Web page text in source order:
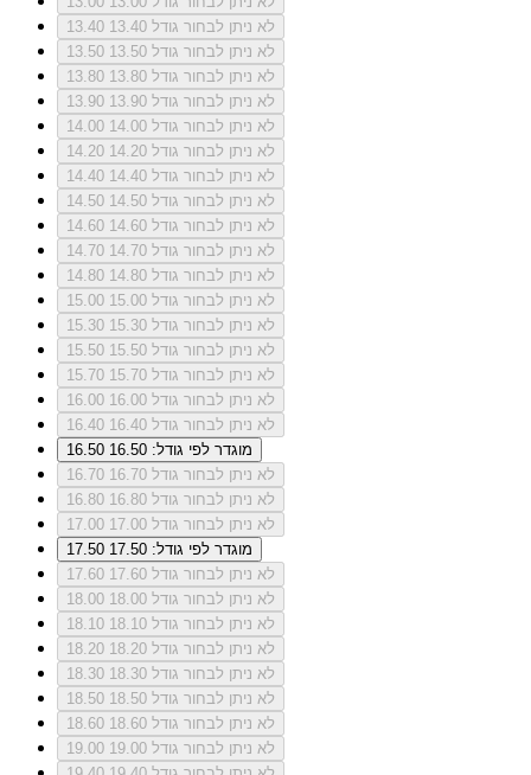
13.40
לא ניתן לבחור גודל 13.40
13.50
לא ניתן לבחור גודל 13.50
13.80
לא ניתן לבחור גודל 13.80
13.90
לא ניתן לבחור גודל 13.90
14.00
לא ניתן לבחור גודל 14.00
14.20
לא ניתן לבחור גודל 14.20
14.40
לא ניתן לבחור גודל 14.40
14.50
לא ניתן לבחור גודל 14.50
14.60
לא ניתן לבחור גודל 14.60
14.70
לא ניתן לבחור גודל 14.70
14.80
לא ניתן לבחור גודל 14.80
15.00
לא ניתן לבחור גודל 15.00
15.30
לא ניתן לבחור גודל 15.30
15.50
לא ניתן לבחור גודל 15.50
15.70
לא ניתן לבחור גודל 15.70
16.00
לא ניתן לבחור גודל 16.00
16.40
לא ניתן לבחור גודל 16.40
16.50
מוגדר לפי גודל: 16.50
16.70
לא ניתן לבחור גודל 16.70
16.80
לא ניתן לבחור גודל 16.80
17.00
לא ניתן לבחור גודל 17.00
17.50
מוגדר לפי גודל: 17.50
17.60
לא ניתן לבחור גודל 17.60
18.00
לא ניתן לבחור גודל 18.00
18.10
לא ניתן לבחור גודל 18.10
18.20
לא ניתן לבחור גודל 18.20
18.30
לא ניתן לבחור גודל 18.30
18.50
לא ניתן לבחור גודל 18.50
18.60
לא ניתן לבחור גודל 18.60
19.00
לא ניתן לבחור גודל 19.00